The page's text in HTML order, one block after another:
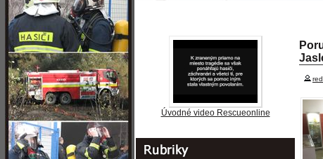
Úvodné video Rescueonline